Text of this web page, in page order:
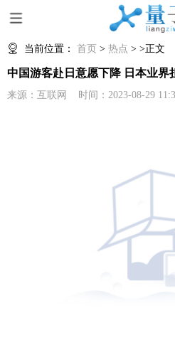
当前位置： 首页 > 热点 > >正文
中国游客赴日意愿下降 日本业界
来源：互联网 时间：2023-08-29